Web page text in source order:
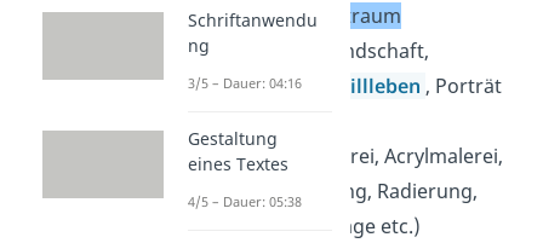
Entstehungszeitraum
Bildgattung
(Landschaft,
Historienbild,
Stillleben , Porträt
Technik(Ölmalerei, Acrylmalerei,
Bleistiftzeichnung, Radierung,
Fotografie, Collage etc.)
Schriftanwendu
ng
3/5 – Dauer: 04:16
Gestaltung
eines Textes
4/5 – Dauer: 05:38